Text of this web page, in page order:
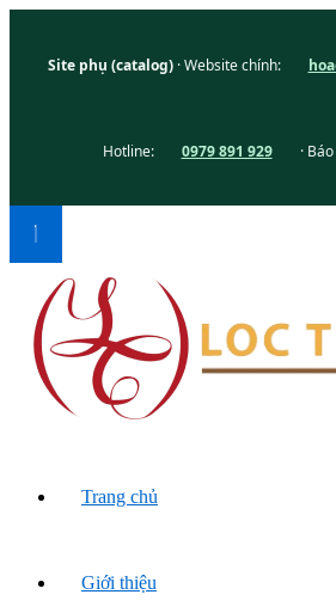
Site phụ (catalog)· Website chính:
Hotline: 0979 891 929 ·
Trang chủ
Giới thiệu